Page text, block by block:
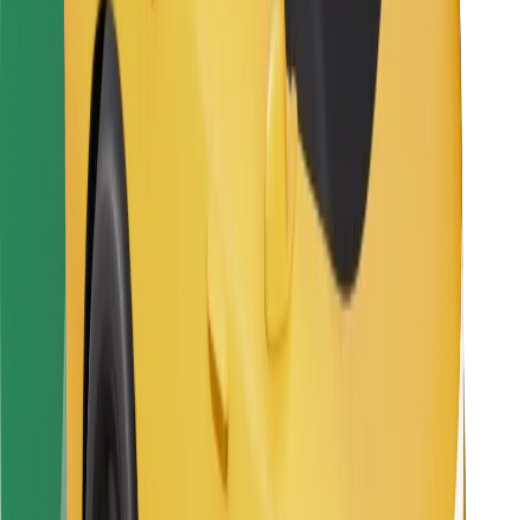
„Bolt“ įkrovimo stotelės
Pagalba
Keleiviams
Vairuotojams
Kurjeriams
„Bolt Food“
Automobilių nuomos įmonių savininkams
Restoranams
„Bolt for Business“
Kita
Paslaugų teikėjai
Sąlygos